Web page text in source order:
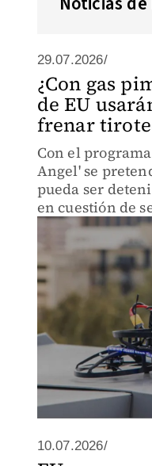
29.07.2026/
¿Con gas
de EU
frenar
Con el
Angel' se
pueda ser
en cuestión de
10.07.2026/